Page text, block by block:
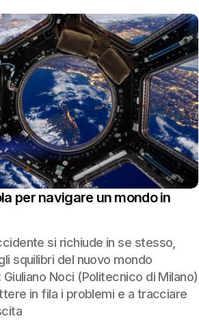
per navigare un mondo in
si richiude in se stesso,
squilibri del nuovo mondo
Noci (Politecnico di Milano)
in fila i problemi e a tracciare